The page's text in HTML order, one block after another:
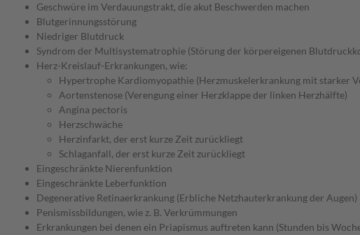
Geschwüre im Verdauungstrakt, die akut Beschwerden machen
Blutgerinnungsstörung
Niedriger Blutdruck
Syndrom der Multisystematrophie (Störung der körpereigenen
Herz-Kreislauf-Erkrankungen, wie:
Hypertrophe Kardiomyopathie (Herzmuskelerkrankung mit starker
Aortenstenose (Verengung einer Herzklappe der linken Herzhälfte)
Angina pectoris
Herzschwäche
Herzinfarkt, der erst kurze Zeit zurückliegt
Schlaganfall, der erst kurze Zeit zurückliegt
Eingeschränkte Nierenfunktion
Eingeschränkte Leberfunktion
Degenerative Retinaerkrankung (Erbliche Netzhauterkrankung der Augen)
Penismissbildungen, wie z. B. Verkrümmungen
Erkrankungen bei denen ein Priapismus auftreten kann (Stunden bis